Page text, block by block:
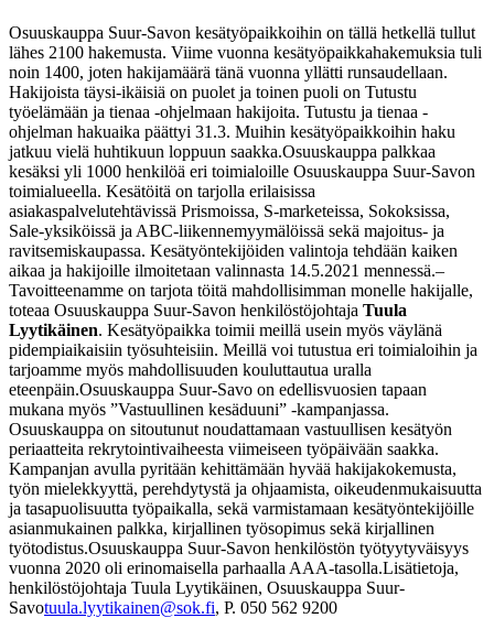
Osuuskauppa Suur-Savon kesätyöpaikkoihin on tällä hetkellä tullut
lähes 2100 hakemusta. Viime vuonna kesätyöpaikkahakemuksia tuli
noin 1400, joten hakijamäärä tänä vuonna yllätti runsaudellaan.
Hakijoista täysi-ikäisiä on puolet ja toinen puoli on Tutustu
työelämään ja tienaa -ohjelmaan hakijoita. Tutustu ja tienaa -
ohjelman hakuaika päättyi 31.3. Muihin kesätyöpaikkoihin haku
jatkuu vielä huhtikuun loppuun saakka.Osuuskauppa palkkaa
kesäksi yli 1000 henkilöä eri toimialoille Osuuskauppa Suur-Savon
toimialueella. Kesätöitä on tarjolla erilaisissa
asiakaspalvelutehtävissä Prismoissa, S-marketeissa, Sokoksissa,
Sale-yksiköissä ja ABC-liikennemyymälöissä sekä majoitus- ja
ravitsemiskaupassa. Kesätyöntekijöiden valintoja tehdään kaiken
aikaa ja hakijoille ilmoitetaan valinnasta 14.5.2021 mennessä.–
Tavoitteenamme on tarjota töitä mahdollisimman monelle hakijalle,
toteaa Osuuskauppa Suur-Savon henkilöstöjohtaja Tuula
Lyytikäinen. Kesätyöpaikka toimii meillä usein myös väylänä
pidempiaikaisiin työsuhteisiin. Meillä voi tutustua eri toimialoihin ja
tarjoamme myös mahdollisuuden kouluttautua uralla
eteenpäin.Osuuskauppa Suur-Savo on edellisvuosien tapaan
mukana myös ”Vastuullinen kesäduuni” -kampan­jassa.
Osuuskauppa on sitoutunut noudattamaan vastuullisen kesätyön
periaatteita rekrytointivaiheesta viimeiseen työpäivään saakka.
Kampanjan avulla pyritään kehittämään hyvää hakijakokemusta,
työn mielekkyyttä, perehdytystä ja ohjaamista, oikeudenmukaisuutta
ja tasapuolisuutta työpaikalla, sekä varmistamaan kesätyöntekijöille
asianmukainen palkka, kirjallinen työsopimus sekä kirjallinen
työtodistus.Osuuskauppa Suur-Savon henkilöstön työtyytyväisyys
vuonna 2020 oli erinomaisella parhaalla AAA-tasolla.Lisätietoja,
henkilöstöjohtaja Tuula Lyytikäinen, Osuuskauppa Suur-
Savotuula.lyytikainen@sok.fi, P. 050 562 9200